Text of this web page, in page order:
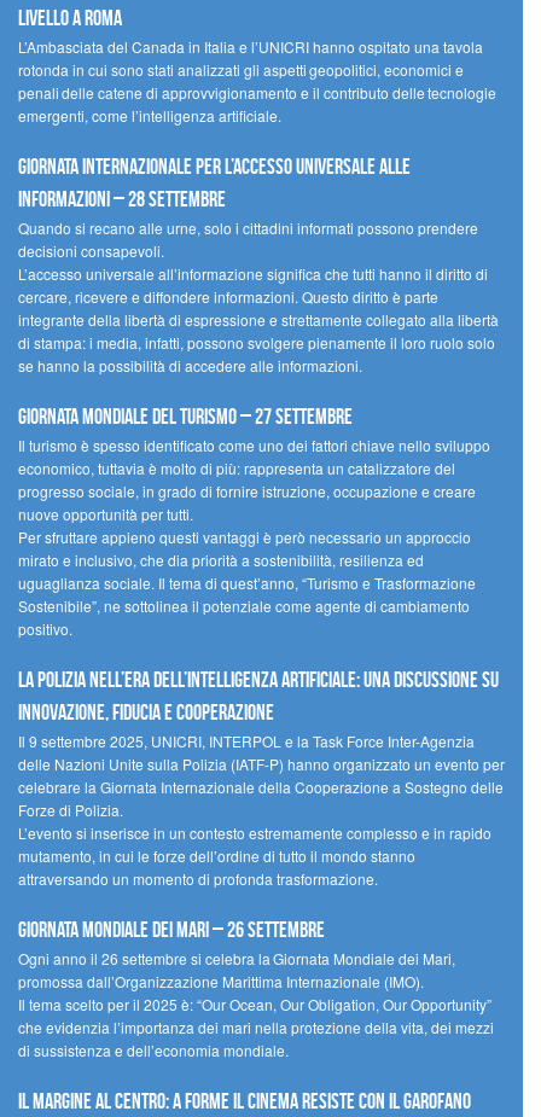
livello a Roma
L’Ambasciata del Canada in Italia e l’UNICRI hanno ospitato una tavola
rotonda in cui sono stati analizzati gli aspetti geopolitici, economici e
penali delle catene di approvvigionamento e il contributo delle tecnologie
emergenti, come l’intelligenza artificiale.
Giornata internazionale per l’accesso universale alle
informazioni – 28 settembre
Quando si recano alle urne, solo i cittadini informati possono prendere
decisioni consapevoli.
L’accesso universale all’informazione significa che tutti hanno il diritto di
cercare, ricevere e diffondere informazioni. Questo diritto è parte
integrante della libertà di espressione e strettamente collegato alla libertà
di stampa: i media, infatti, possono svolgere pienamente il loro ruolo solo
se hanno la possibilità di accedere alle informazioni.
Giornata mondiale del turismo – 27 settembre
Il turismo è spesso identificato come uno dei fattori chiave nello sviluppo
economico, tuttavia è molto di più: rappresenta un catalizzatore del
progresso sociale, in grado di fornire istruzione, occupazione e creare
nuove opportunità per tutti.
Per sfruttare appieno questi vantaggi è però necessario un approccio
mirato e inclusivo, che dia priorità a sostenibilità, resilienza ed
uguaglianza sociale. Il tema di quest’anno, “Turismo e Trasformazione
Sostenibile”, ne sottolinea il potenziale come agente di cambiamento
positivo.
La polizia nell’era dell’Intelligenza Artificiale: una discussione su
innovazione, fiducia e cooperazione
Il 9 settembre 2025, UNICRI, INTERPOL e la Task Force Inter-Agenzia
delle Nazioni Unite sulla Polizia (IATF-P) hanno organizzato un evento per
celebrare la Giornata Internazionale della Cooperazione a Sostegno delle
Forze di Polizia.
L’evento si inserisce in un contesto estremamente complesso e in rapido
mutamento, in cui le forze dell’ordine di tutto il mondo stanno
attraversando un momento di profonda trasformazione.
Giornata Mondiale dei Mari – 26 settembre
Ogni anno il 26 settembre si celebra la Giornata Mondiale dei Mari,
promossa dall’Organizzazione Marittima Internazionale (IMO).
Il tema scelto per il 2025 è: “Our Ocean, Our Obligation, Our Opportunity”
che evidenzia l’importanza dei mari nella protezione della vita, dei mezzi
di sussistenza e dell’economia mondiale.
Il margine al centro: a Forme il cinema resiste con il Garofano